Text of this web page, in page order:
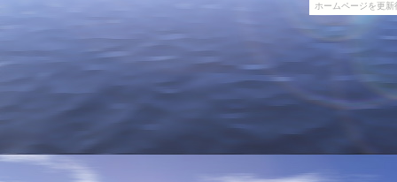
ホームページを更